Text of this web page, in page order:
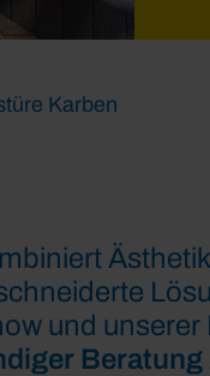
Karben
und
Beratung